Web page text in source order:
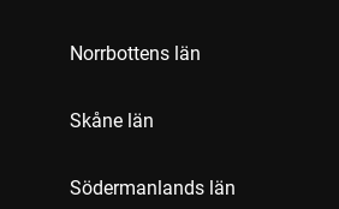
Norrbottens län
Skåne län
Södermanlands län